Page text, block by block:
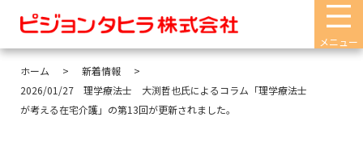
メニュー
ホーム
新着情報
2026/01/27 理学療法士 大渕哲也氏によるコラム「理学療法士
が考える在宅介護」の第13回が更新されました。